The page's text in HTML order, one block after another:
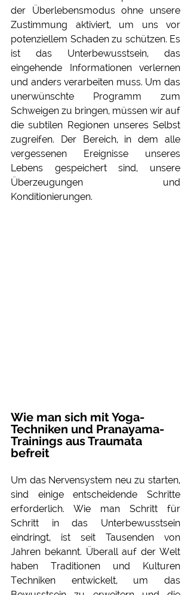
der Überlebensmodus ohne unsere
Zustimmung aktiviert, um uns vor
potenziellem Schaden zu schützen. Es
ist das Unterbewusstsein, das
eingehende Informationen verlernen
und anders verarbeiten muss. Um das
unerwünschte Programm zum
Schweigen zu bringen, müssen wir auf
die subtilen Regionen unseres Selbst
zugreifen. Der Bereich, in dem alle
vergessenen Ereignisse unseres
Lebens gespeichert sind, unsere
Überzeugungen und
Konditionierungen.
Wie man sich mit Yoga-
Techniken und Pranayama-
Trainings aus Traumata
befreit
Um das Nervensystem neu zu starten,
sind einige entscheidende Schritte
erforderlich. Wie man Schritt für
Schritt in das Unterbewusstsein
eindringt, ist seit Tausenden von
Jahren bekannt. Überall auf der Welt
haben Traditionen und Kulturen
Techniken entwickelt, um das